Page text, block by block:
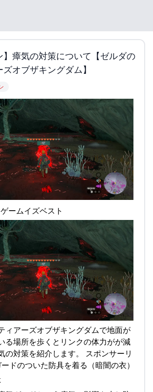
ティアキン
ティアキン 祠
ティアキン 攻略
】瘴気の対策について【ゼルダの
オブザキングダム】
ームイズベスト
ィアーズオブザキングダムで地面が
る場所を歩くとリンクの体力がが減
の対策を紹介します。 スポンサーリ
ドのついた防具を着る（暗闇の衣）